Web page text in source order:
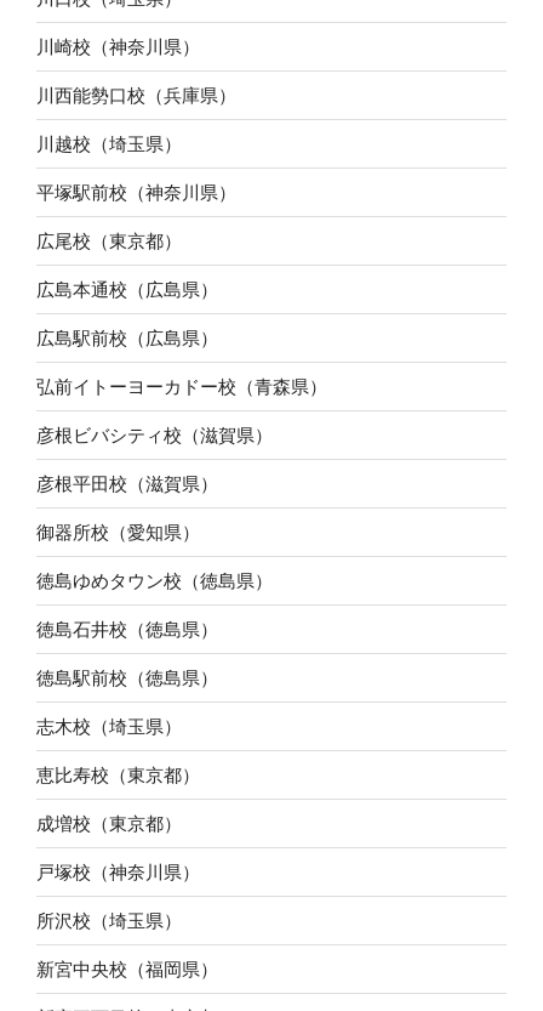
川崎校（神奈川県）
川西能勢口校（兵庫県）
川越校（埼玉県）
平塚駅前校（神奈川県）
広尾校（東京都）
広島本通校（広島県）
広島駅前校（広島県）
弘前イトーヨーカドー校（青森県）
彦根ビバシティ校（滋賀県）
彦根平田校（滋賀県）
御器所校（愛知県）
徳島ゆめタウン校（徳島県）
徳島石井校（徳島県）
徳島駅前校（徳島県）
志木校（埼玉県）
恵比寿校（東京都）
成増校（東京都）
戸塚校（神奈川県）
所沢校（埼玉県）
新宮中央校（福岡県）